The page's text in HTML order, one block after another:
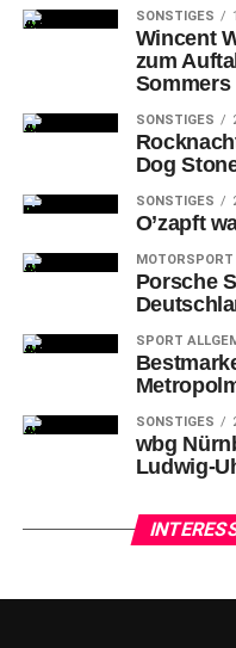
SONSTIGES
Wincent
zum
Sommers
SONSTIGES
Dog
SONSTIGES
O’zapft
MOTORSPORT
Porsche
SPORT
SONSTIGES
wbg
Ludwig-